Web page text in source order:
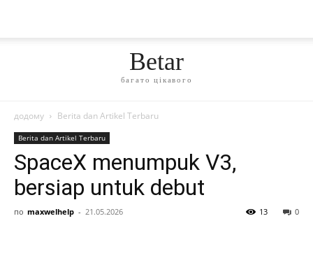
Betar
багато цікавого
додому Berita dan Artikel Terbaru
Berita dan Artikel Terbaru
SpaceX menumpuk V3,
bersiap untuk debut
по maxwelhelp - 21.05.2026 0
13